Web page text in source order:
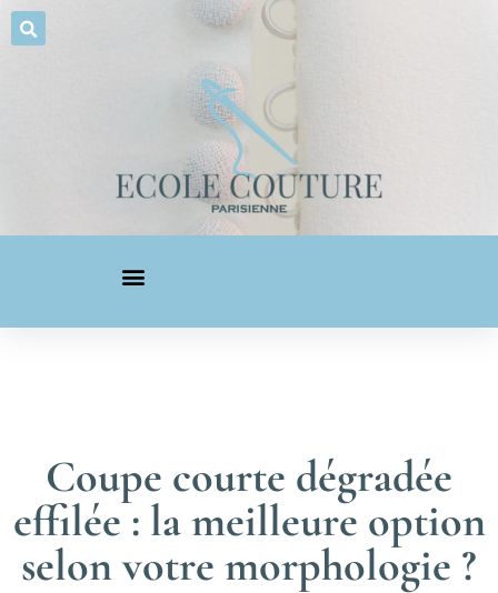
Coupe courte dégradée
effilée : la meilleure option
selon votre morphologie ?